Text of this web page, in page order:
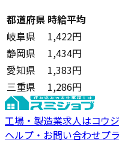
都道府県 時給平均
岐阜県
1,422円
静岡県
1,434円
愛知県
1,383円
三重県
1,286円
工場・製造業求人はコウ
ヘルプ・お問い合わせプ